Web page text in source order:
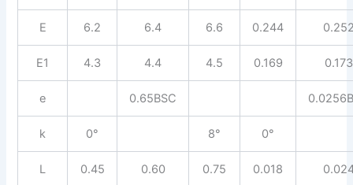
E 6.2 6.4 6.6 0.244
E1 4.3 4.4 4.5 0.169 0.173
e 0.65BSC
k 0° 8° 0°
L 0.45 0.60 0.75 0.018